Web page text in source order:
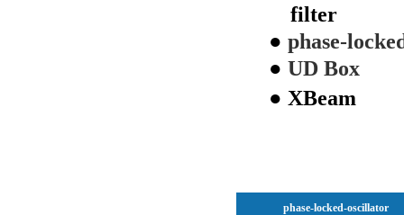
filter
● phase-
● UD Box
● XBeam
phase-locked-oscillator